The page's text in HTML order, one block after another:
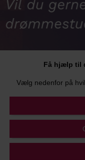
Få hjælp til
Vælg nedenfor på